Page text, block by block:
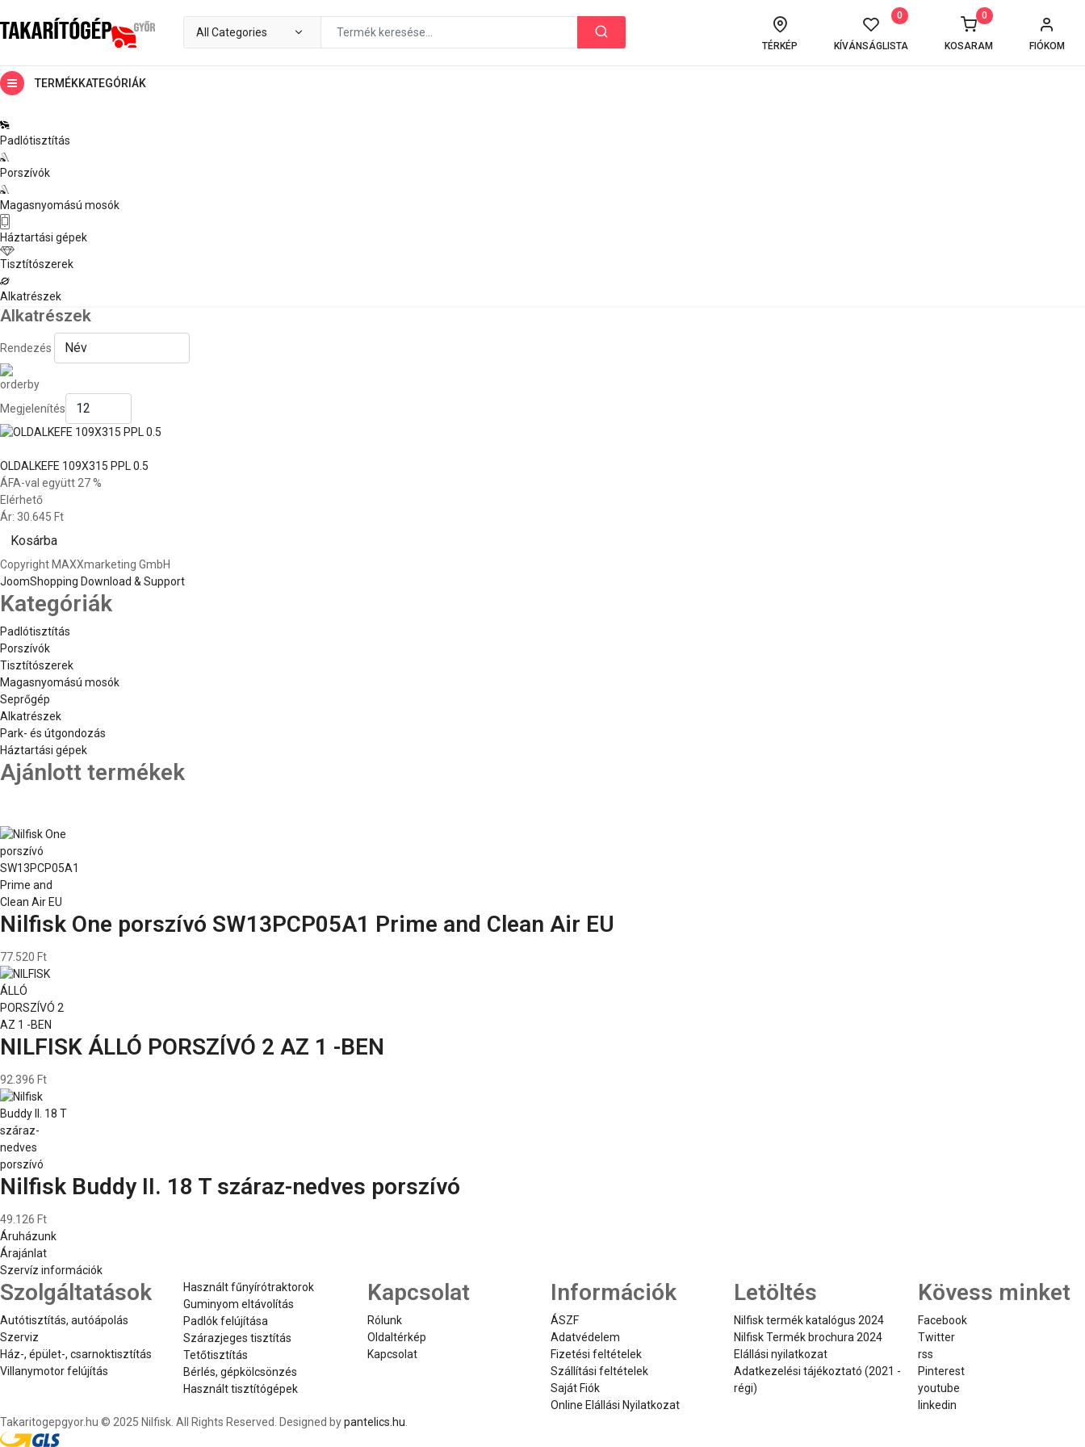
FIÓKOM
KOSARAM
0
KÍVÁNSÁGLISTA
0
TÉRKÉP
TERMÉKKATEGÓRIÁK
Padlótisztítás
Porszívók
Magasnyomású mosók
Háztartási gépek
Tisztítószerek
Alkatrészek
Alkatrészek
Rendezés
Megjelenítés
OLDALKEFE 109X315 PPL 0.5
ÁFA-val együtt 27 %
Elérhető
Ár: 30.645 Ft
Kosárba
Copyright MAXXmarketing GmbH
JoomShopping Download & Support
Kategóriák
Padlótisztítás
Porszívók
Tisztítószerek
Magasnyomású mosók
Seprőgép
Alkatrészek
Park- és útgondozás
Háztartási gépek
Ajánlott termékek
Nilfisk One porszívó SW13PCP05A1 Prime and Clean Air EU
77.520 Ft
NILFISK ÁLLÓ PORSZÍVÓ 2 AZ 1 -BEN
92.396 Ft
Nilfisk Buddy II. 18 T száraz-nedves porszívó
49.126 Ft
Áruházunk
Árajánlat
Szervíz információk
Szolgáltatások
Autótisztítás, autóápolás
Szerviz
Ház-, épület-, csarnoktisztítás
Villanymotor felújítás
Használt fűnyírótraktorok
Guminyom eltávolítás
Padlók felújítása
Szárazjeges tisztítás
Tetőtisztítás
Bérlés, gépkölcsönzés
Használt tisztítógépek
Kapcsolat
Rólunk
Oldaltérkép
Kapcsolat
Információk
ÁSZF
Adatvédelem
Fizetési feltételek
Szállítási feltételek
Saját Fiók
Online Elállási Nyilatkozat
Letöltés
Nilfisk termék katalógus 2024
Nilfisk Termék brochura 2024
Elállási nyilatkozat
Adatkezelési tájékoztató (2021 -
régi)
Kövess minket
Facebook
Twitter
rss
Pinterest
youtube
linkedin
Takaritogepgyor.hu © 2025 Nilfisk. All Rights Reserved. Designed bypantelics.hu